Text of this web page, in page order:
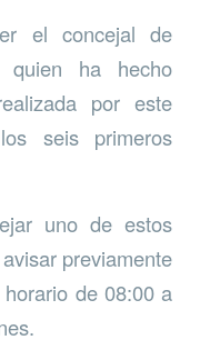
el concejal de
quien ha hecho
por este
seis primeros
uno de estos
previamente
de 08:00 a